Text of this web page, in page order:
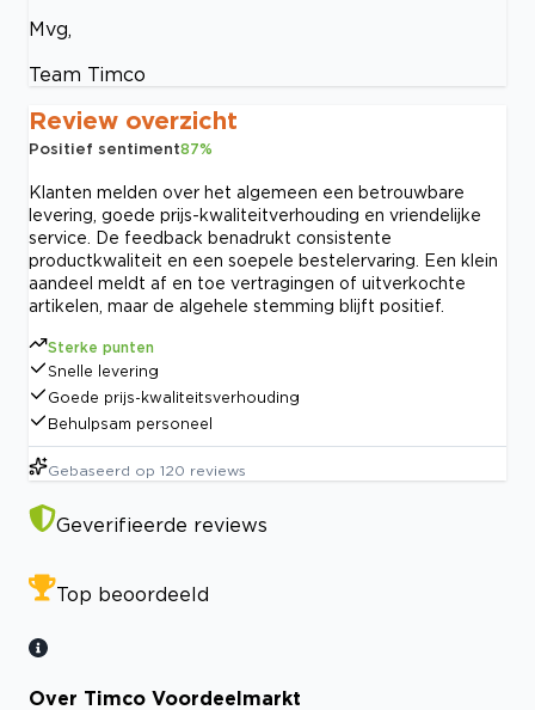
Mvg,
Team Timco
Review overzicht
Positief sentiment87%
Klanten melden over het algemeen een betrouwbare
levering, goede prijs-kwaliteitverhouding en vriendelijke
service. De feedback benadrukt consistente
productkwaliteit en een soepele bestelervaring. Een klein
aandeel meldt af en toe vertragingen of uitverkochte
artikelen, maar de algehele stemming blijft positief.
Sterke punten
Snelle levering
Goede prijs-kwaliteitsverhouding
Behulpsam personeel
Gebaseerd op 120 reviews
Geverifieerde reviews
Top beoordeeld
Over Timco Voordeelmarkt